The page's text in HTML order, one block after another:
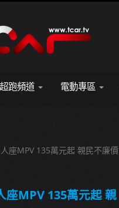
跑頻道 電動專區
座MPV 135萬元起 親民不廉價
MPV 135萬元起 親